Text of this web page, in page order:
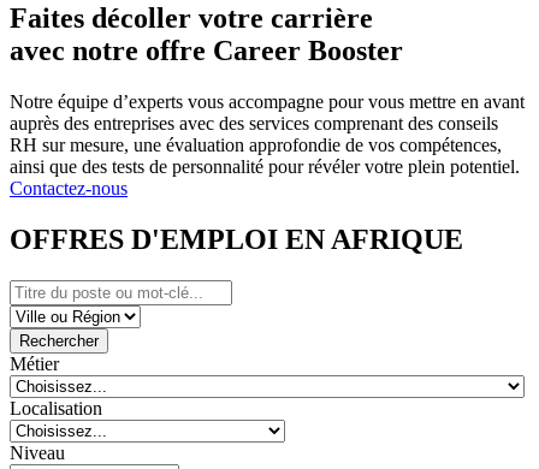
Faites décoller votre carrière
avec notre offre Career Booster
Notre équipe d’experts vous accompagne pour vous mettre en avant
auprès des entreprises avec des services comprenant des conseils
RH sur mesure, une évaluation approfondie de vos compétences,
ainsi que des tests de personnalité pour révéler votre plein potentiel.
Contactez-nous
OFFRES D'EMPLOI EN AFRIQUE
Rechercher
Métier
Localisation
Niveau